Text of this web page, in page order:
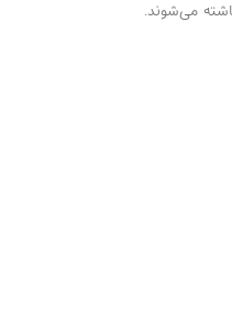
می‌شوند.